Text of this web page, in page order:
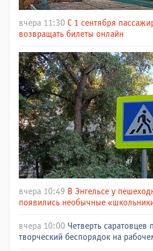
вчера 11:30 С 1 сентября
возвращать билеты онлайн
вчера 10:49 В Энгельсе у
появились необычные
вчера 10:00 Четверть саратовцев
творческий беспорядок на